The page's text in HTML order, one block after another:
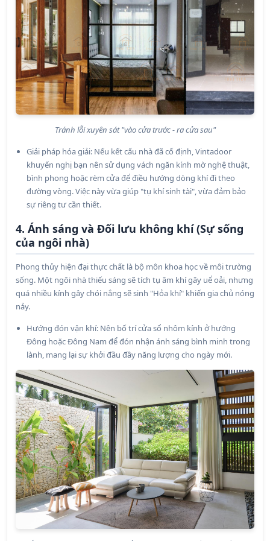
Tránh lỗi xuyên sát "vào cửa trước - ra cửa sau"
Giải pháp hóa giải: Nếu kết cấu nhà đã cố định, Vintadoor
khuyến nghị bạn nên sử dụng vách ngăn kính mờ nghệ thuật,
bình phong hoặc rèm cửa để điều hướng dòng khí đi theo
đường vòng. Việc này vừa giúp "tụ khí sinh tài", vừa đảm bảo
sự riêng tư cần thiết.
4. Ánh sáng và Đối lưu không khí (Sự sống
của ngôi nhà)
Phong thủy hiện đại thực chất là bộ môn khoa học về môi trường
sống. Một ngôi nhà thiếu sáng sẽ tích tụ âm khí gây uể oải, nhưng
quá nhiều kính gây chói nắng sẽ sinh "Hỏa khí" khiến gia chủ nóng
nảy.
Hướng đón vận khí: Nên bố trí cửa sổ nhôm kính ở hướng
Đông hoặc Đông Nam để đón nhận ánh sáng bình minh trong
lành, mang lại sự khởi đầu đầy năng lượng cho ngày mới.